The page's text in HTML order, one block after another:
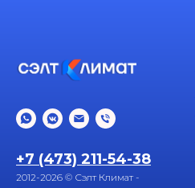
+7 (473) 211-54-38
2012-2026 © Сэлт Климат -